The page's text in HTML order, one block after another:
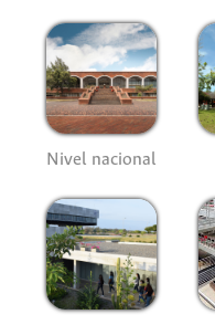
Nivel nacional